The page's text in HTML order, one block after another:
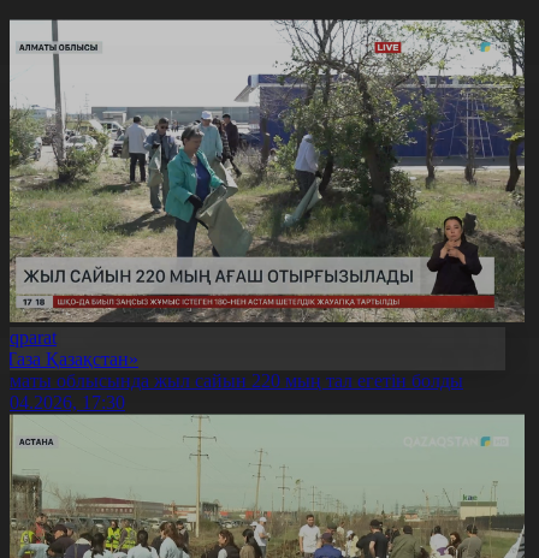
Қазақстан»
облысында жыл сайын 220 мың тал егетін болды
17:30